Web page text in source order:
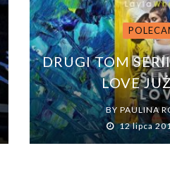
DRUGI TOM
LOVE
BYPAULINA
12 lipca